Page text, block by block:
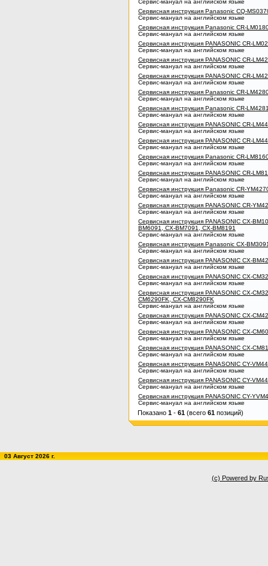
Сервис-мануал на английском языке
Сервисная инструкция Panasonic CQ-
Сервис-мануал на английском языке
Сервисная инструкция Panasonic CR-
Сервис-мануал на английском языке
Сервисная инструкция PANASONIC CR-
Сервис-мануал на английском языке
Сервисная инструкция PANASONIC CR-
Сервис-мануал на английском языке
Сервисная инструкция PANASONIC CR-
Сервис-мануал на английском языке
Сервисная инструкция Panasonic CR-
Сервис-мануал на английском языке
Сервисная инструкция Panasonic CR-
Сервис-мануал на английском языке
Сервисная инструкция PANASONIC CR-
Сервис-мануал на английском языке
Сервисная инструкция PANASONIC CR-
Сервис-мануал на английском языке
Сервисная инструкция Panasonic CR-
Сервис-мануал на английском языке
Сервисная инструкция PANASONIC CR-
Сервис-мануал на английском языке
Сервисная инструкция Panasonic CR-
Сервис-мануал на английском языке
Сервисная инструкция PANASONIC CR-
Сервис-мануал на английском языке
Сервисная инструкция PANASONIC CX-
BM6091, CX-BM7091, CX-BM8191
Сервис-мануал на английском языке
Сервисная инструкция Panasonic CX-
Сервис-мануал на английском языке
Сервисная инструкция PANASONIC CX-
Сервис-мануал на английском языке
Сервисная инструкция PANASONIC CX-
Сервис-мануал на английском языке
Сервисная инструкция PANASONIC CX-
CM6290FK, CX-CM8290FK
Сервис-мануал на английском языке
Сервисная инструкция PANASONIC CX-
Сервис-мануал на английском языке
Сервисная инструкция PANASONIC CX-
Сервис-мануал на английском языке
Сервисная инструкция PANASONIC CX-
Сервис-мануал на английском языке
Сервисная инструкция PANASONIC CY-
Сервис-мануал на английском языке
Сервисная инструкция PANASONIC CY-
Сервис-мануал на английском языке
Сервисная инструкция PANASONIC CY-
Сервис-мануал на английском языке
Показано 1 - 61 (всего 61 позиций)
03 Август 2026 г.
(c) Powered by